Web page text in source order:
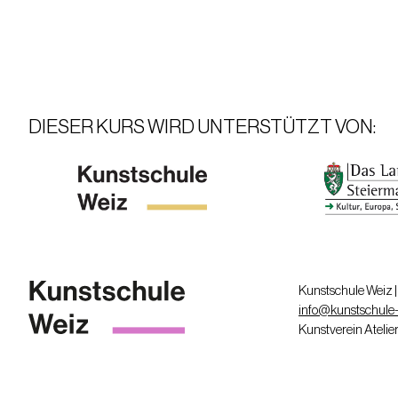
DIESER KURS WIRD UNTERSTÜTZT VON:
Kunstschule Weiz
Kunstverein